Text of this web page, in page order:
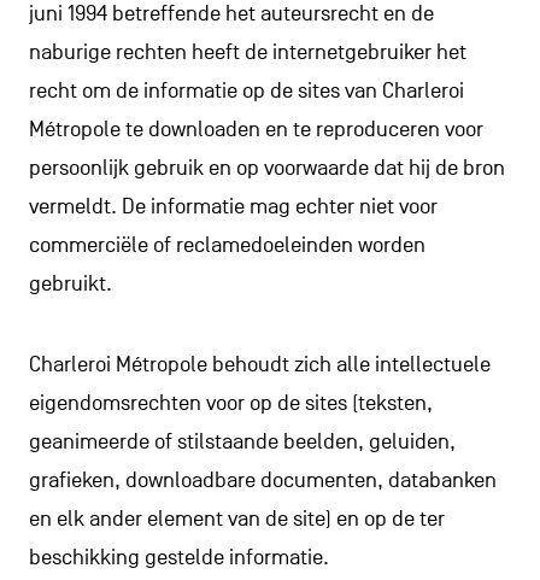
juni 1994 betreffende het auteursrecht en de
naburige rechten heeft de internetgebruiker het
recht om de informatie op de sites van Charleroi
Métropole te downloaden en te reproduceren voor
persoonlijk gebruik en op voorwaarde dat hij de bron
vermeldt. De informatie mag echter niet voor
commerciële of reclamedoeleinden worden
gebruikt.
Charleroi Métropole behoudt zich alle intellectuele
eigendomsrechten voor op de sites (teksten,
geanimeerde of stilstaande beelden, geluiden,
grafieken, downloadbare documenten, databanken
en elk ander element van de site) en op de ter
beschikking gestelde informatie.